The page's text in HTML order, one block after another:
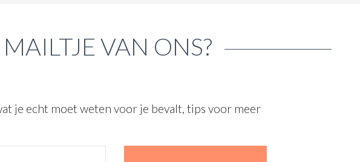
VAN ONS?
je echt moet weten voor je bevalt, tips voor meer